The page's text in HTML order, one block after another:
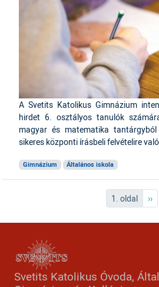
A Svetits Katolikus Gimnázium
hirdet 6. osztályos tanulók
magyar és matematika
sikeres központi írásbeli felvételire
Gimnázium Általános iskola
1. oldal ››
Svetits Katolikus Óvoda,